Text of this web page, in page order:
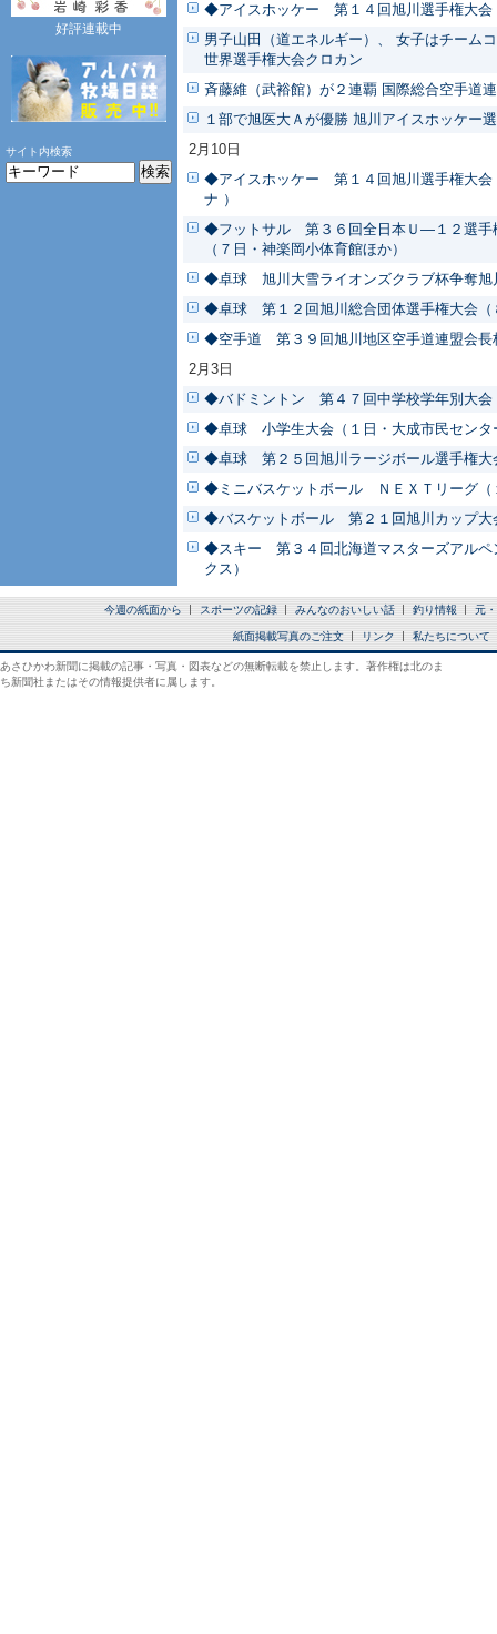
◆アイスホッケー 第１４回旭川選手権大会
男子山田（道エネルギー）、 女子はチーム
世界選手権大会クロカン
斉藤維（武裕館）が２連覇 国際総合空手道
１部で旭医大Ａが優勝 旭川アイスホッケー
2月10日
◆アイスホッケー 第１４回旭川選手権大会
ナ ）
◆フットサル 第３６回全日本Ｕ―１２選手
（７日・神楽岡小体育館ほか）
◆卓球 旭川大雪ライオンズクラブ杯争奪旭
◆卓球 第１２回旭川総合団体選手権大会（
◆空手道 第３９回旭川地区空手道連盟会長
2月3日
◆バドミントン 第４７回中学校学年別大会
◆卓球 小学生大会（１日・大成市民センタ
◆卓球 第２５回旭川ラージボール選手権大
◆ミニバスケットボール ＮＥＸＴリーグ（
◆バスケットボール 第２１回旭川カップ大
◆スキー 第３４回北海道マスターズアルペ
クス）
好評連載中
サイト内検索
今週の紙面から スポーツの記録 みんなのおいしい話 釣り情報 元
紙面掲載写真のご注文 リンク 私たちについて
あさひかわ新聞に掲載の記事・写真・図表などの無断転載を禁止します。著作権は北のま
ち新聞社またはその情報提供者に属します。